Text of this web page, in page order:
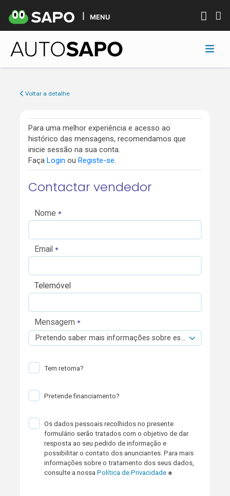
MENU
Voltar a detalhe
Para uma melhor experiência e acesso ao
histórico das mensagens, recomendamos que
inicie sessão na sua conta.
Faça Login ou Registe-se.
Contactar vendedor
Nome
Email
Telemóvel
Mensagem
Pretendo saber mais informações sobre esta viatura.
Tem retoma?
Pretende financiamento?
Os dados pessoais recolhidos no presente
formulário serão tratados com o objetivo de dar
resposta ao seu pedido de informação e
possibilitar o contato dos anunciantes. Para mais
informações sobre o tratamento dos seus dados,
consulte a nossaPolítica de Privacidade